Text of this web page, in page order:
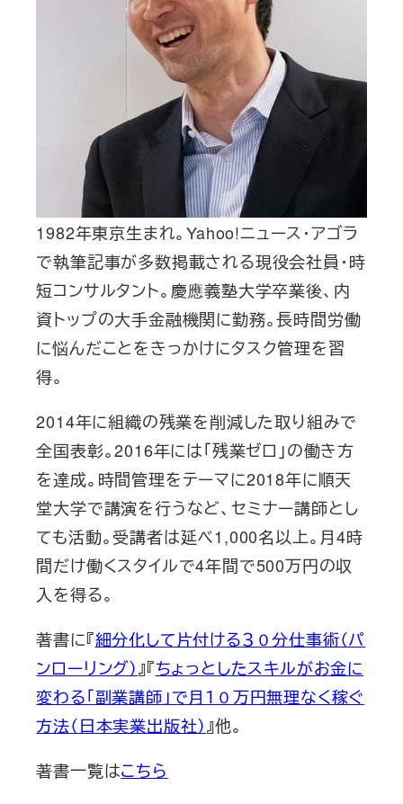
1982年東京生まれ。Yahoo!ニュース・アゴラ
で執筆記事が多数掲載される現役会社員・時
短コンサルタント。慶應義塾大学卒業後、内
資トップの大手金融機関に勤務。長時間労働
に悩んだことをきっかけにタスク管理を習
得。
2014年に組織の残業を削減した取り組みで
全国表彰。2016年には「残業ゼロ」の働き方
を達成。時間管理をテーマに2018年に順天
堂大学で講演を行うなど、セミナー講師とし
ても活動。受講者は延べ1,000名以上。月4時
間だけ働くスタイルで4年間で500万円の収
入を得る。
著書に『細分化して片付ける３０分仕事術（パ
ンローリング）』『ちょっとしたスキルがお金に
変わる「副業講師」で月１０万円無理なく稼ぐ
方法（日本実業出版社）』他。
著書一覧はこちら